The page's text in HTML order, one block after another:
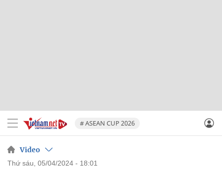
# ASEAN CUP 2026
Video
thứ sáu, 05/04/2024 - 18:01